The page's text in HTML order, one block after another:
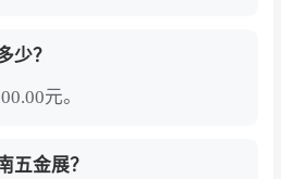
、Onishi、Hasekawa、CM
on、Gateway、Deli Tool
Wedo、Nikawa、Ronix、
少？
元。
五金展？